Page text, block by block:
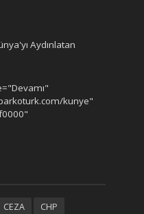
Aydınlatan
kunye"
CEZA
CHP